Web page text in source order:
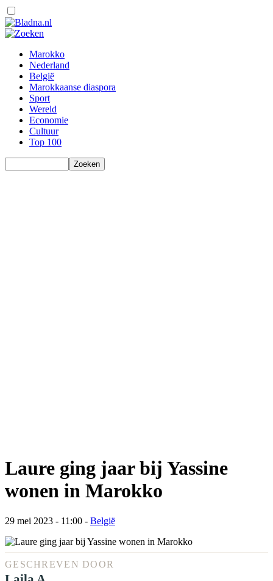
Marokko
Nederland
België
Marokkaanse diaspora
Sport
Wereld
Economie
Cultuur
Top 100
Laure ging jaar bij Yassine
wonen in Marokko
29 mei 2023 - 11:00 - België
GESCHREVEN DOOR